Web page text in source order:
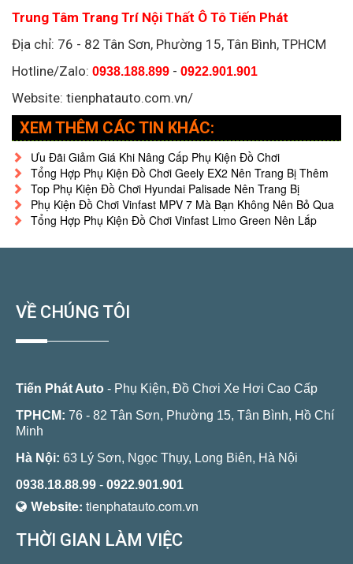
Trung Tâm Trang Trí Nội Thất Ô Tô Tiến Phát
Địa chỉ: 76 - 82 Tân Sơn, Phường 15, Tân Bình, TPHCM
Hotline/Zalo: 0938.188.899 - 0922.901.901
Website: tienphatauto.com.vn/
XEM THÊM CÁC TIN KHÁC:
Ưu Đãi Giảm Giá Khi Nâng Cấp Phụ Kiện Đồ Chơi
Tổng Hợp Phụ Kiện Đồ Chơi Geely EX2 Nên Trang Bị Thêm
Top Phụ Kiện Đồ Chơi Hyundai Palisade Nên Trang Bị
Phụ Kiện Đồ Chơi Vinfast MPV 7 Mà Bạn Không Nên Bỏ Qua
Tổng Hợp Phụ Kiện Đồ Chơi Vinfast Limo Green Nên Lắp
VỀ CHÚNG TÔI
Tiến Phát Auto - Phụ Kiện, Đồ Chơi Xe Hơi Cao Cấp
TPHCM: 76 - 82 Tân Sơn, Phường 15, Tân Bình, Hồ Chí
Minh
Hà Nội: 63 Lý Sơn, Ngọc Thụy, Long Biên, Hà Nội
0938.18.88.99 - 0922.901.901
Website: tienphatauto.com.vn
THỜI GIAN LÀM VIỆC